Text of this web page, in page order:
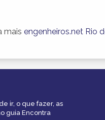
mais engenheiros.net Rio
ir, o que fazer, as
guia Encontra